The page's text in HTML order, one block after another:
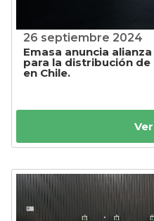
26 septiembre 2024
Emasa anuncia
para la distribución
en Chile.